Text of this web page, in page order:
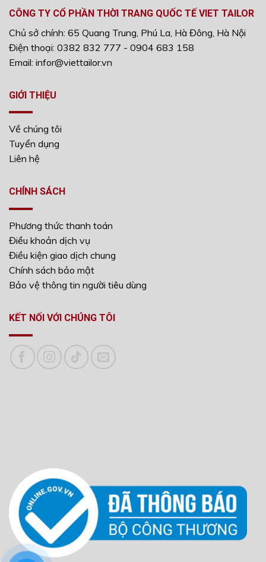
CÔNG TY CỔ PHẦN THỜI TRANG QUỐC TẾ VIET TAILOR
Chủ sở chính: 65 Quang Trung, Phú La, Hà Đông, Hà Nội
Điện thoại: 0382 832 777 - 0904 683 158
Email: infor@viettailor.vn
GIỚI THIỆU
Về chúng tôi
Tuyển dụng
Liên hệ
CHÍNH SÁCH
Phương thức thanh toán
Điều khoản dịch vụ
Điều kiện giao dịch chung
Chính sách bảo mật
Bảo vệ thông tin người tiêu dùng
KẾT NỐI VỚI CHÚNG TÔI